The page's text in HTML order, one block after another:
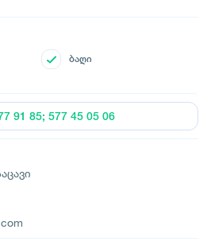
ბაღი
91 85; 577 45 05 06